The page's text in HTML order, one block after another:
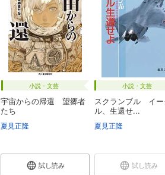
小説・文芸
宇宙からの帰還 望郷者
たち
夏見正隆
試し読み
小説・文芸
スクランブル イ
ル、生還せ...
夏見正隆
試し読み